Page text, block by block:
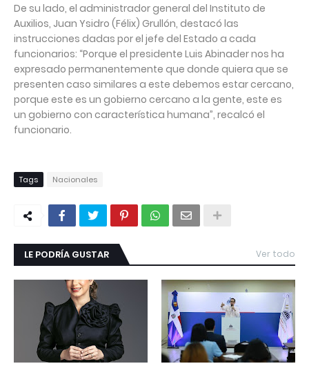
De su lado, el administrador general del Instituto de
Auxilios, Juan Ysidro (Félix) Grullón, destacó las
instrucciones dadas por el jefe del Estado a cada
funcionarios: “Porque el presidente Luis Abinader nos ha
expresado permanentemente que donde quiera que se
presenten caso similares a este debemos estar cercano,
porque este es un gobierno cercano a la gente, este es
un gobierno con característica humana”, recalcó el
funcionario.
Tags Nacionales
LE PODRÍA GUSTAR Ver todo